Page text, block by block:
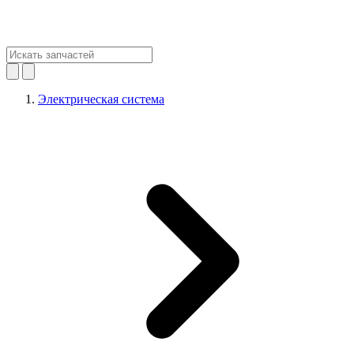
Электрическая система